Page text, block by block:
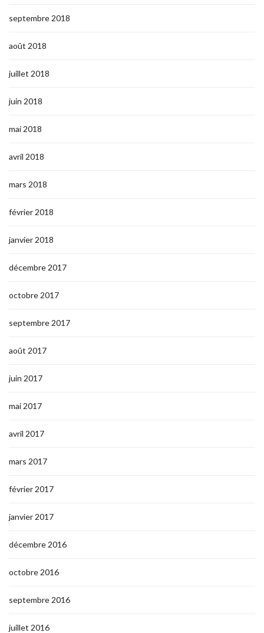
septembre 2018
août 2018
juillet 2018
juin 2018
mai 2018
avril 2018
mars 2018
février 2018
janvier 2018
décembre 2017
octobre 2017
septembre 2017
août 2017
juin 2017
mai 2017
avril 2017
mars 2017
février 2017
janvier 2017
décembre 2016
octobre 2016
septembre 2016
juillet 2016